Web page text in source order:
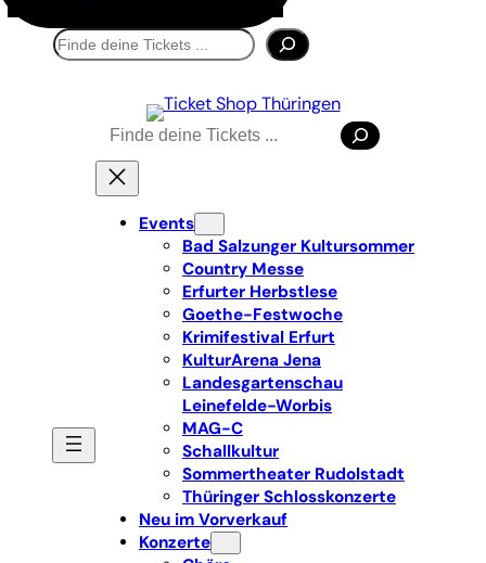
Suchen
Suchen
Events
Bad Salzunger Kultursommer
Country Messe
Erfurter Herbstlese
Goethe-Festwoche
Krimifestival Erfurt
KulturArena Jena
Landesgartenschau
Leinefelde-Worbis
MAG-C
Schallkultur
Sommertheater Rudolstadt
Thüringer Schlosskonzerte
Neu im Vorverkauf
Konzerte